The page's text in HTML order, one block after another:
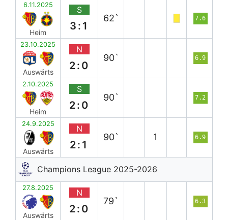
6.11.2025
Heim
S
3:1
62` 7.6
23.10.2025
Auswärts
N
2:0
90` 6.9
2.10.2025
Heim
S
2:0
90` 7.2
24.9.2025
Auswärts
N
2:1
90` 1 6.9
Champions League 2025-2026
27.8.2025
Auswärts
N
2:0
79` 6.3